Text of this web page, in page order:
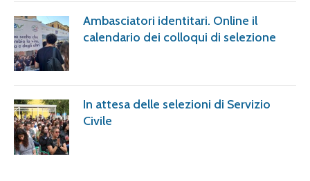
Ambasciatori identitari. Online il
calendario dei colloqui di selezione
In attesa delle selezioni di Servizio
Civile